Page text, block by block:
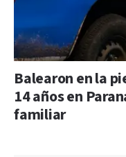
Balearon en la
14 años en
familiar